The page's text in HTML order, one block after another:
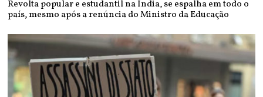
Revolta popular e estudantil na Índia, se espalha em todo o
país, mesmo após a renúncia do Ministro da Educação